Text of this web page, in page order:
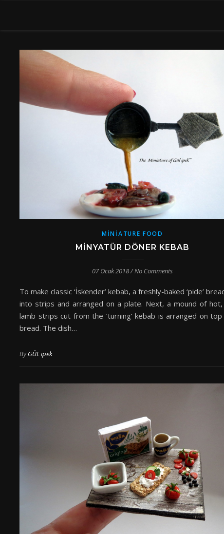
MINIATURE FOOD
MINYATÜR DÖNER KEBAB
07 Ocak 2018/No Comments
To make classic ‘İskender’ kebab, a freshly-baked ‘pide’
into strips and arranged on a plate. Next, a mound of
lamb strips cut from the ‘turning’ kebab is arranged on
bread. The dish…
ByGÜL ipek